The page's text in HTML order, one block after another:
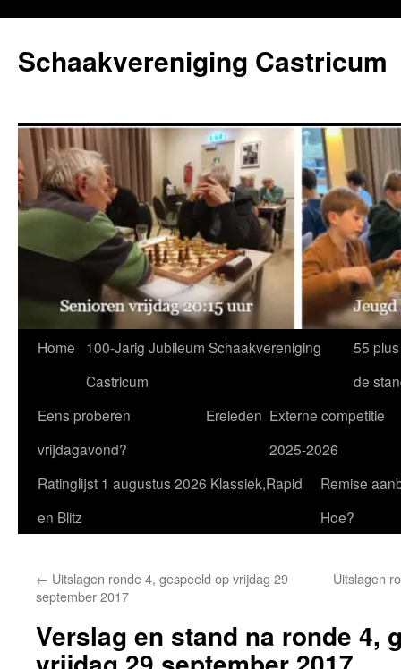
de
inhoud
Schaakvereniging Castricum
Home
100-Jarig Jubileum Schaakvereniging
Castricum
55
de
Eens proberen
vrijdagavond?
Ereleden Externe competitie
2025-2026
Ratinglijst 1 augustus 2026 Klassiek,Rapid
en Blitz
Remise
Hoe?
← Uitslagen ronde 4, gespeeld op vrijdag 29
september 2017
Uitslagen
Verslag en stand na ronde 4,